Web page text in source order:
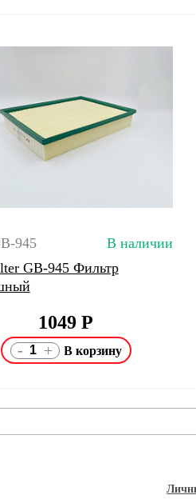
945
В наличии
GB-945 Фильтр
1049Р
- +